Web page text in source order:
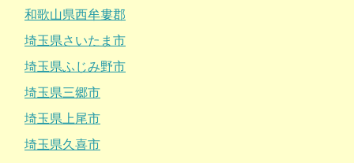
和歌山県西牟婁郡
埼玉県さいたま市
埼玉県ふじみ野市
埼玉県三郷市
埼玉県上尾市
埼玉県久喜市